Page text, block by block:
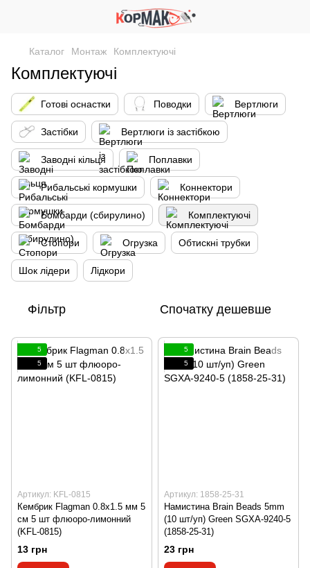
Каталог Монтаж Комплектуючі
Комплектуючі
Готові оснастки Поводки Вертлюги
Застібки Вертлюги із застібкою
Заводні кільця Поплавки
Рибальські кормушки Коннектори
Бомбарди (сбирулино) Комплектуючі
Стопори Огрузка Обтискні трубки
Шок лідери Лідкори
Фільтр Спочатку дешевше
5
5
Артикул: KFL-0815
Кембрик Flagman 0.8х1.5 мм 5
см 5 шт флюоро-лимонний
(KFL-0815)
13 грн
5
5
Артикул: 1858-25-31
Намистина Brain Beads 5mm
(10 шт/уп) Green SGXA-9240-5
(1858-25-31)
23 грн